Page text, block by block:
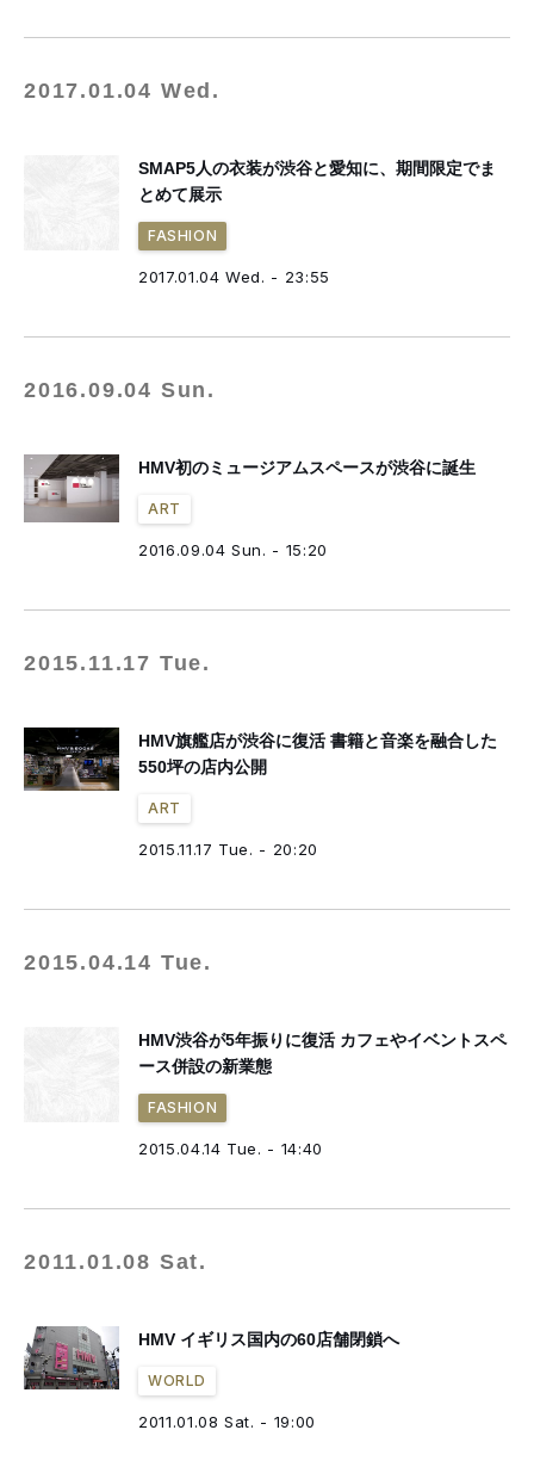
2017.01.04 Wed.
SMAP5人の衣装が渋谷と愛知に、期間限定でま
とめて展示
FASHION
2017.01.04 Wed. - 23:55
2016.09.04 Sun.
HMV初のミュージアムスペースが渋谷に誕生
ART
2016.09.04 Sun. - 15:20
2015.11.17 Tue.
HMV旗艦店が渋谷に復活 書籍と音楽を融合した
550坪の店内公開
ART
2015.11.17 Tue. - 20:20
2015.04.14 Tue.
HMV渋谷が5年振りに復活 カフェやイベントスペ
ース併設の新業態
FASHION
2015.04.14 Tue. - 14:40
2011.01.08 Sat.
HMV イギリス国内の60店舗閉鎖へ
WORLD
2011.01.08 Sat. - 19:00